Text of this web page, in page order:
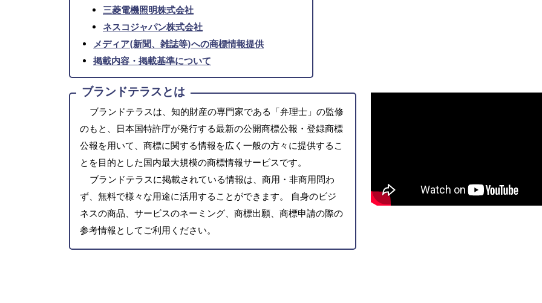
三菱電機照明株式会社
ネスコジャパン株式会社
メディア(新聞、雑誌等)への商標情報提供
掲載内容・掲載基準について
ブランドテラスとは
ブランドテラスは、知的財産の専門家である「弁理士」の監修
のもと、日本国特許庁が発行する最新の公開商標公報・登録商標
公報を用いて、商標に関する情報を広く一般の方々に提供するこ
とを目的とした国内最大規模の商標情報サービスです。
ブランドテラスに掲載されている情報は、商用・非商用問わ
ず、無料で様々な用途に活用することができます。 自身のビジ
ネスの商品、サービスのネーミング、商標出願、商標申請の際の
参考情報としてご利用ください。